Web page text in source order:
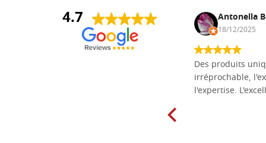
4.7
Daniel Vandewalle Antonella
18/12/2025
Des produits
irréprochable,
l'expertise.